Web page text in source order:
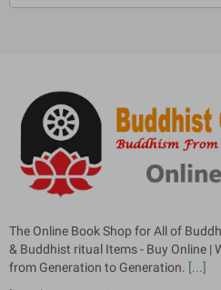
The Online Book Shop for All of
& Buddhist ritual Items - Buy Online |
from Generation to Generation. [...]